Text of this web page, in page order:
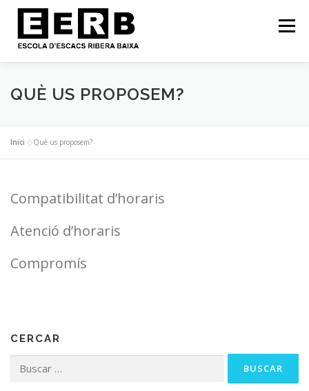
Menú
INICI FILOSOFIA NOTÍCIES
CURS 2025-2026: HORARI!
CONTACTE
QUÈ US PROPOSEM?
Inici »Què us proposem?
Compatibilitat d’horaris
Atenció d’horaris
Compromís
CERCAR